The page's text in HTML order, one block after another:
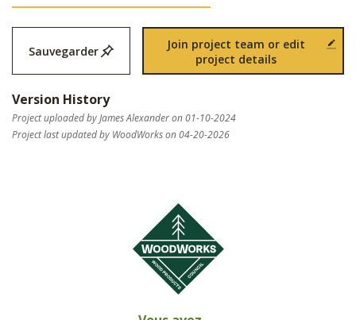
Sauvegarder
Join project team or edit
project details
Version History
Project uploaded by James Alexander on 01-10-2024
Project last updated by WoodWorks on 04-20-2026